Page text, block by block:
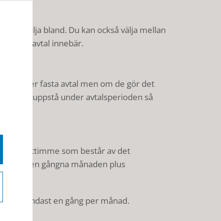
kan välja bland. Du kan också välja mellan
dessa avtal innebär.
erbjuder fasta avtal men om de gör det
tänkas uppstå under avtalsperioden så
kilowattimme som består av det
för den gångna månaden plus
endast en gång per månad.